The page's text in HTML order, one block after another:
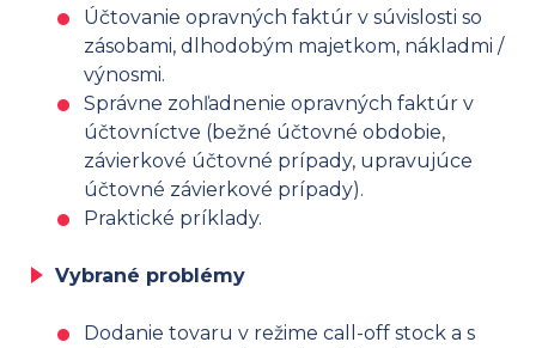
Účtovanie opravných faktúr v súvislosti so
zásobami, dlhodobým majetkom, nákladmi /
výnosmi.
Správne zohľadnenie opravných faktúr v
účtovníctve (bežné účtovné obdobie,
závierkové účtovné prípady, upravujúce
účtovné závierkové prípady).
Praktické príklady.
Vybrané problémy
Dodanie tovaru v režime call-off stock a s